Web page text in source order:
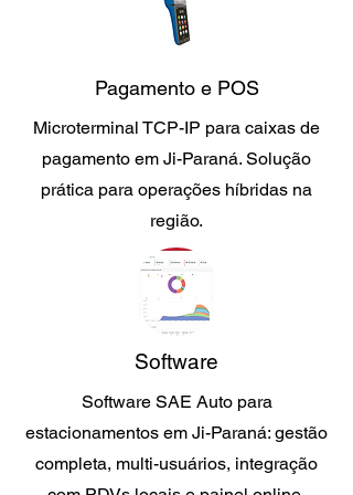
Pagamento e POS
Microterminal TCP-IP para caixas de
pagamento em Ji-Paraná. Solução
prática para operações híbridas na
região.
Software
Software SAE Auto para
estacionamentos em Ji-Paraná: gestão
completa, multi-usuários, integração